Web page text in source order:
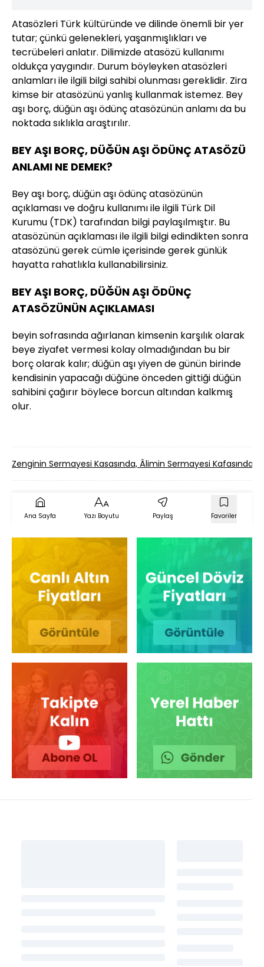
Atasözleri Türk kültüründe ve dilinde önemli bir yer
tutar; çünkü gelenekleri, yaşanmışlıkları ve
tecrübeleri anlatır. Dilimizde atasözü kullanımı
oldukça yaygındır. Durum böyleyken atasözleri
anlamları ile ilgili bilgi sahibi olunması gereklidir. Zira
kimse bir atasözünü yanlış kullanmak istemez. Bey
aşı borç, düğün aşı ödünç atasözünün anlamı da bu
noktada sıklıkla araştırılır.
BEY AŞI BORÇ, DÜĞÜN AŞI ÖDÜNÇ ATASÖZÜ
ANLAMI NE DEMEK?
Bey aşı borç, düğün aşı ödünç atasözünün
açıklaması ve doğru kullanımı ile ilgili Türk Dil
Kurumu (TDK) tarafından bilgi paylaşılmıştır. Bu
atasözünün açıklaması ile ilgili bilgi edindikten sonra
atasözünü gerek cümle içerisinde gerek günlük
hayatta rahatlıkla kullanabilirsiniz.
BEY AŞI BORÇ, DÜĞÜN AŞI ÖDÜNÇ
ATASÖZÜNÜN AÇIKLAMASI
beyin sofrasında ağırlanan kimsenin karşılık olarak
beye ziyafet vermesi kolay olmadığından bu bir
borç olarak kalır; düğün aşı yiyen de günün birinde
kendisinin yapacağı düğüne önceden gittiği düğün
sahibini çağırır böylece borcun altından kalkmış
olur.
Zenginin Sermayesi Kasasında, Âlimin Sermayesi Kafasında
Ana Sayfa Yazı Boyutu Paylaş Favoriler